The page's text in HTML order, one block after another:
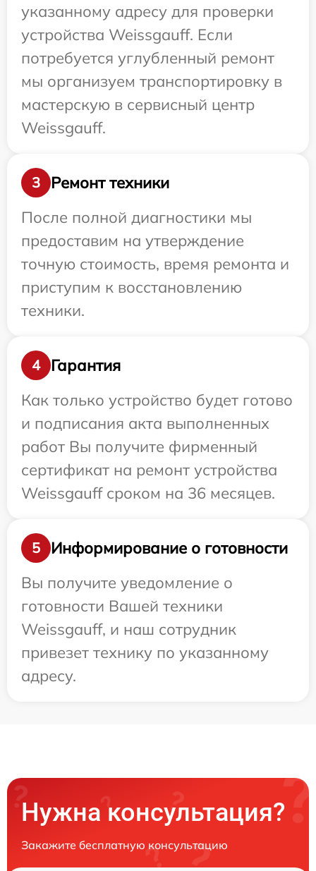
указанному адресу для проверки
устройства Weissgauff. Если
потребуется углубленный ремонт
мы организуем транспортировку в
мастерскую в сервисный центр
Weissgauff.
3
Ремонт техники
После полной диагностики мы
предоставим на утверждение
точную стоимость, время ремонта и
приступим к восстановлению
техники.
4
Гарантия
Как только устройство будет готово
и подписания акта выполненных
работ Вы получите фирменный
сертификат на ремонт устройства
Weissgauff сроком на 36 месяцев.
5
Информирование о готовности
Вы получите уведомление о
готовности Вашей техники
Weissgauff, и наш сотрудник
привезет технику по указанному
адресу.
Нужна консультация?
Закажите бесплатную консультацию